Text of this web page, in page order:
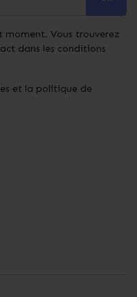
moment. Vous trouverez
dans les conditions
et la politique de